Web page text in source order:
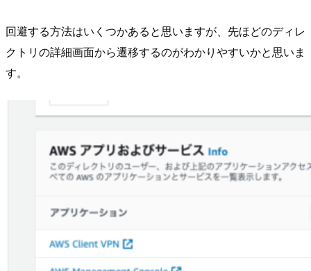
回避する方法はいくつかあると思いますが、先ほどのディレ
クトリの詳細画面から遷移するのがわかりやすいかと思いま
す。